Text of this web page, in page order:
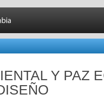
Y PAZ